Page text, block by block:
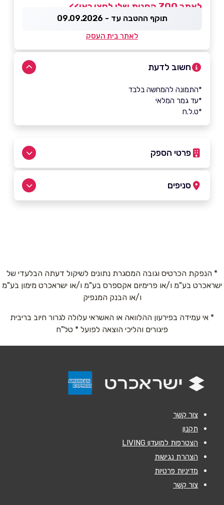
לאתר ZOO החנות שלי לחצו כאן>>
תוקף ההטבה עד - 09.09.2026
לאתר בית העסק
חשוב לדעת
*התמונה להמחשה בלבד
*עד גמר המלאי
*ט.ל.ח
פרטי הספק
באתר
טלפון*
אימייל*
סניפים
* הנפקת הכרטיס וגובה המסגרת נתונים לשיקול דעתה הבלעדי של
ישראכרט בע"מ ו/או פרימיום אקספרס בע"מ ו/או ישראכרט מימון בע"מ
ו/או הבנק המנפיק
* אי עמידה בפירעון ההלוואה או האשראי עלולה לגרור חיוב בריבית
פיגורים והליכי הוצאה לפועל * טל"ח
צור קשר
תקנון
הצטרפות למועדון LIVING
הצהרת נגישות
מדיניות פרטיות
צור קשר